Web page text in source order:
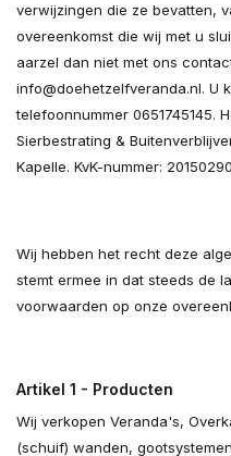
verwijzingen die ze bevatten,
overeenkomst die wij met u
aarzel dan niet met ons
info@doehetzelfveranda.nl. U
telefoonnummer 0651745145.
Sierbestrating &
Kapelle. KvK-nummer:
Wij hebben het recht deze
stemt ermee in dat steeds de
voorwaarden op onze
Artikel 1 - Producten
Wij verkopen Veranda's,
(schuif) wanden,